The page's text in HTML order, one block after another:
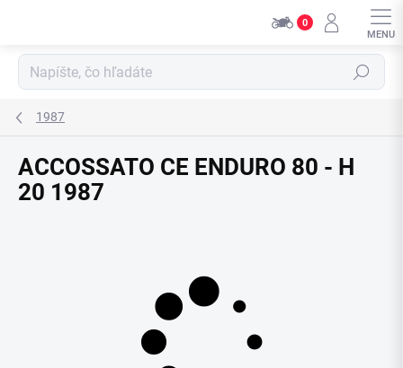
0
Hľadať
1987
ACCOSSATO CE ENDURO 80 - H
20 1987